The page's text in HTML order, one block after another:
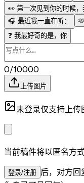
👀 第一次见到你的时候，
🎧 最近我一直在听：
❓ 我最好奇的是，你
0/10000
上传图片
未登录仅支持上传
当前稿件将以匿名方
登录/注册 后，对方回